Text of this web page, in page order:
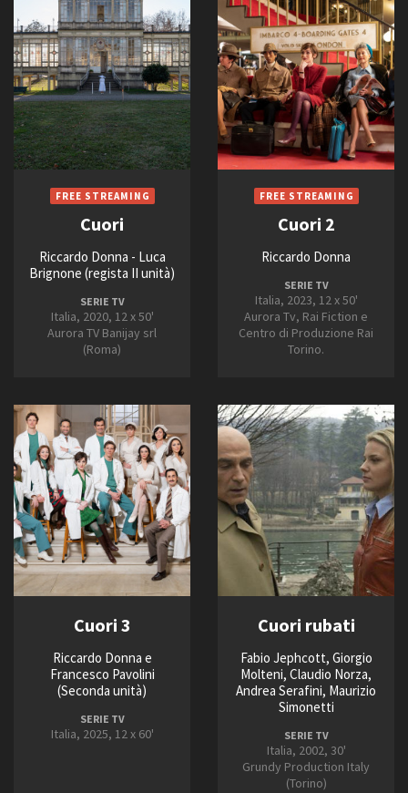
Amministrazione trasparente
Bandi e gare
Contatti
Privacy
Cookie policy
Whistleblowing
Credits
2011
2012
2013
2014
2015
2016
2017
2018
2019
2022
2024
2025
2028
FILTRA RESET
Cuori
Riccardo Donna - Luca
Brignone (regista II unità)
SERIE TV
Italia, 2020, 12 x 50'
Aurora TV Banijay srl
(Roma)
Cuori 2
Riccardo Donna
SERIE TV
Italia, 2023, 12 x 50'
Aurora Tv, Rai Fiction e
Centro di Produzione Rai
Torino.
Cuori 3
Riccardo Donna e
Francesco Pavolini
(Seconda unità)
SERIE TV
Italia, 2025, 12 x 60'
Cuori rubati
Fabio Jephcott, Giorgio
Molteni, Claudio Norza,
Andrea Serafini, Maurizio
Simonetti
SERIE TV
Italia, 2002, 30'
Grundy Production Italy
(Torino)